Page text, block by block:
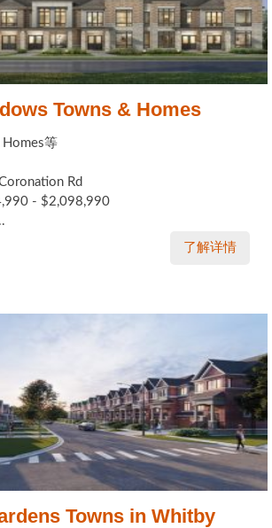
Towns & Homes
等
Rd
- $2,098,990
了解详情
Towns in Whitby